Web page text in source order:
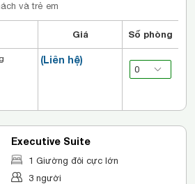
và trẻ em
Giá Số phòng
(Liên hệ)
Executive Suite
1 Giường đôi cực lớn
3 người